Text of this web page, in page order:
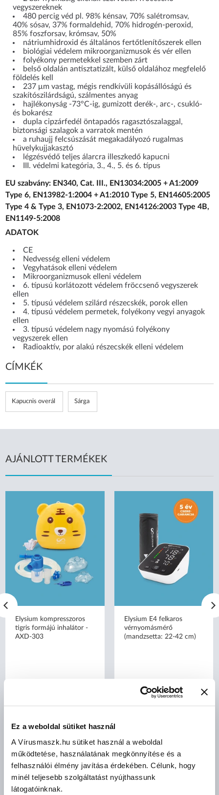
Ez a weboldal sütiket használ
A Vírusmaszk.hu sütiket használ a weboldal
működtetése, használatának megkönnyítése és a
felhasználói élmény javítása érdekében. Célunk, hogy
minél teljesebb szolgáltatást nyújthassunk
látogatóinknak.
vegyszereknek
480 percig véd pl. 98% kénsav, 70% salétromsav,
40% sósav, 37% formaldehid, 70% hidrogén-peroxid,
85% foszforsav, krómsav, 50%
nátriumhidroxid és általános fertőtlenítőszerek ellen
biológiai védelem mikroorganizmusok és vér ellen
folyékony permetekkel szemben zárt
belső oldalán antisztatizált, külső oldalához megfelelő
földelés kell
237 μm vastag, mégis rendkívüli kopásállóságú és
szakítószilárdságú, szálmentes anyag
hajlékonyság -73°C-ig, gumizott derék-, arc-, csukló-
és bokarész
dupla cipzárfedél öntapadós ragasztószalaggal,
biztonsági szalagok a varratok mentén
a ruhaujj felcsúszását megakadályozó rugalmas
hüvelykujjakasztó
légzésvédő teljes álarcra illeszkedő kapucni
III. védelmi kategória, 3., 4., 5. és 6. típus
EU szabvány: EN340, Cat. III., EN13034:2005 + A1:2009
Type 6, EN13982-1:2004 + A1:2010 Type 5, EN14605:2005
Type 4 & Type 3, EN1073-2:2002, EN14126:2003 Type 4B,
EN1149-5:2008
ADATOK
CE
Nedvesség elleni védelem
Vegyhatások elleni védelem
Mikroorganizmusok elleni védelem
6. típusú korlátozott védelem fröccsenő vegyszerek
ellen
5. típusú védelem szilárd részecskék, porok ellen
4. típusú védelem permetek, folyékony vegyi anyagok
ellen
3. típusú védelem nagy nyomású folyékony
vegyszerek ellen
Radioaktív, por alakú részecskék elleni védelem
CÍMKÉK
Kapucnis overál Sárga
AJÁNLOTT TERMÉKEK
Elysium kompresszoros
tigris formájú inhalátor -
AXD-303
13 490 Ft
Elysium E4 felkaros
vérnyomásmérő
(mandzsetta: 22-42 cm)